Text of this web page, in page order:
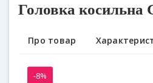
Головка косильна
Про товар
-8%